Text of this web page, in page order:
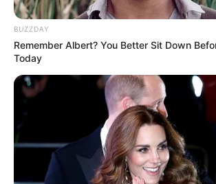
Baca juga:
BUZZDAY
Remember Albert? You Better Sit Down
Today